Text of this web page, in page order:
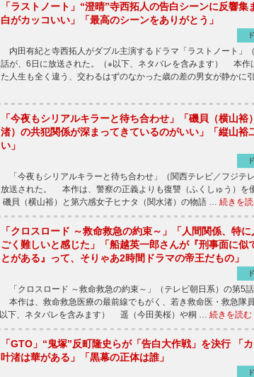
「ラストノート」“澄晴”寺西拓人の告白シーンに反響
白がカッコいい」「最高のシーンをありがとう」
内田有紀と寺西拓人がダブル主演するドラマ「ラストノート」
話が、6日に放送された。（※以下、ネタバレを含みます） 本作
た人生も全く違う、交わるはずのなかった歳の差の男女が静かに
「今夜もシリアルキラーと待ち合わせ」「磯貝（横山裕
渚）の共犯関係が深まってきているのがいい」「縦山裕
い」
「今夜もシリアルキラーと待ち合わせ」（関西テレビ／フジテ
放送された。 本作は、警察の正義よりも復讐（ふくしゅう）を
磯貝（横山裕）と第六感女子ヒナタ（関水渚）の物語 … 続きを
「クロスロード ～救命救急の約束～」「人間関係、特
ごく難しいと感じた」「船越英一郎さんが『刑事面に似
とがある』って、そりゃあ2時間ドラマの帝王だもの」
「クロスロード ～救命救急の約束～」（テレビ朝日系）の第5話
本作は、救命救急医療の最前線でもがく、若き救命医・救急隊
下、ネタバレを含みます） 遥（今田美桜）や桐 … 続きを読む
「GTO」“鬼塚”反町隆史らが「告白大作戦」を決行 「
叶渚は華がある」「黒幕の正体は誰」